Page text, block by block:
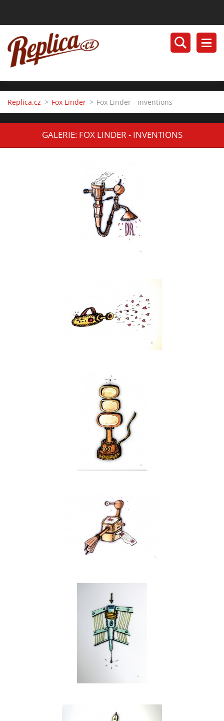
Replica.cz > Fox Linder > Fox Linder - inventions
GALERIE: FOX LINDER - INVENTIONS